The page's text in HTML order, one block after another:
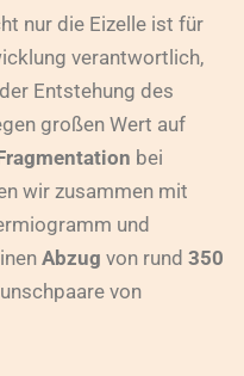
nur die Eizelle ist für
verantwortlich,
Entstehung des
großen Wert auf
bei
wir zusammen mit
und
Abzug von rund 350
von